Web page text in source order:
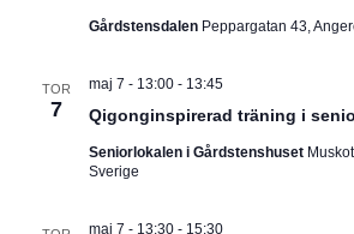
Gårdstensdalen Peppargatan 43,
TOR
7 Qigonginspirerad träning i
maj 7 - 13:00- 13:45
Seniorlokalen i Gårdstenshuset
Sverige
maj 7 - 13:30- 15:30